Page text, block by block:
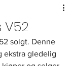
V52
solgt. Denne
ekstra gledelig